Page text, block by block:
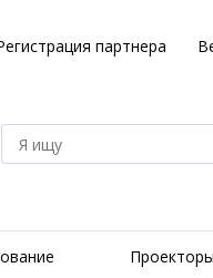
партнера
Проекторы